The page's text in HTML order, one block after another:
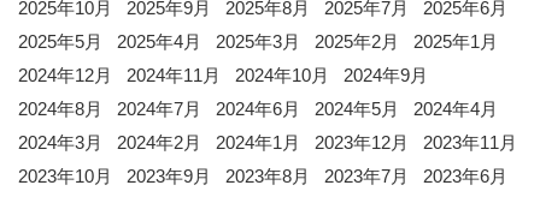
2025年10月
2025年9月 2025年8月 2025年7月
2025年6月
2025年5月
2025年4月 2025年3月 2025年2月
2025年1月
2024年12月
2024年11月 2024年10月
2024年9月
2024年8月
2024年7月 2024年6月 2024年5月
2024年4月
2024年3月
2024年2月 2024年1月 2023年12月
2023年11月
2023年10月
2023年9月 2023年8月 2023年7月
2023年6月